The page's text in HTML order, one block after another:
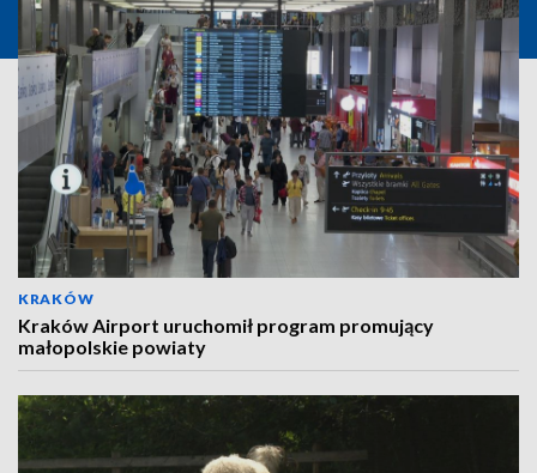
KRAKÓW
Kraków Airport uruchomił program promujący
małopolskie powiaty